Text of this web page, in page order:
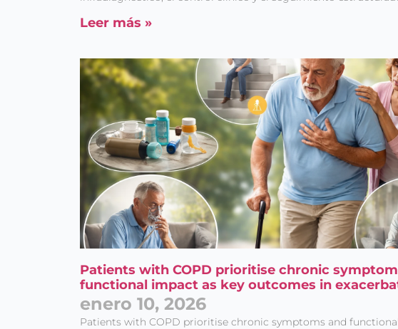
Leer más »
Patients with COPD prioritise chronic
functional impact as key outcomes in
enero 10, 2026
Patients with COPD prioritise chronic symptoms and